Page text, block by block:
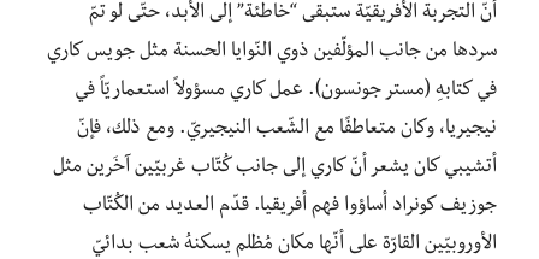
أنّ التجربة الأفريقيّة ستبقى “خاطئة” إلى الأبد، حتّى لو تمّ
سردها من جانب المؤلّفين ذوي النّوايا الحسنة مثل جويس كاري
في كتابهِ (مستر جونسون). عمل كاري مسؤولاً استعماريّاً في
نيجيريا، وكان متعاطفًا مع الشّعب النيجيريّ. ومع ذلك، فإنّ
أتشيبي كان يشعر أنّ كاري إلى جانب كُتّاب غربيّين آخَرين مثل
جوزيف كونراد أساؤوا فهم أفريقيا. قدّم العديد من الكُتّاب
الأوروبيّين القارّة على أنّها مكان مُظلم يسكنهُ شعب بدائيّ